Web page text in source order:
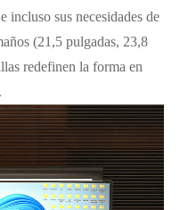
incluso sus necesidades de
(21,5 pulgadas, 23,8
redefinen la forma en